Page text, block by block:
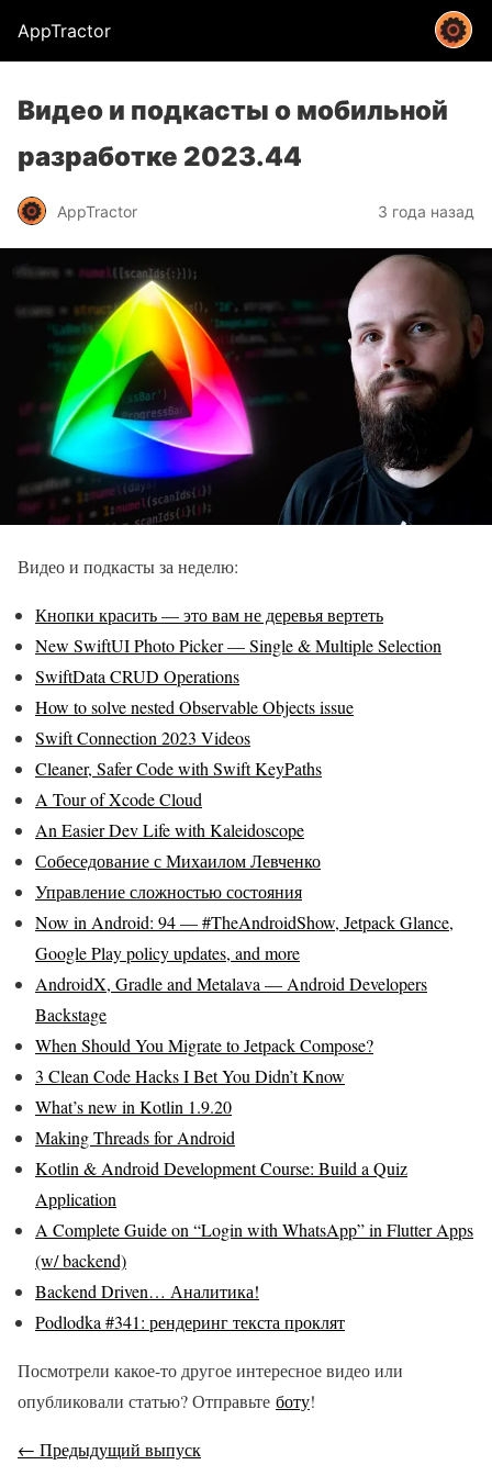
AppTractor
Видео и подкасты о мобильной
разработке 2023.44
AppTractor 3 года назад
Видео и подкасты за неделю:
Кнопки красить — это вам не деревья вертеть
New SwiftUI Photo Picker — Single & Multiple Selection
SwiftData CRUD Operations
How to solve nested Observable Objects issue
Swift Connection 2023 Videos
Cleaner, Safer Code with Swift KeyPaths
A Tour of Xcode Cloud
An Easier Dev Life with Kaleidoscope
Собеседование с Михаилом Левченко
Управление сложностью состояния
Now in Android: 94 — #TheAndroidShow, Jetpack Glance,
Google Play policy updates, and more
AndroidX, Gradle and Metalava — Android Developers
Backstage
When Should You Migrate to Jetpack Compose?
3 Clean Code Hacks I Bet You Didn’t Know
What’s new in Kotlin 1.9.20
Making Threads for Android
Kotlin & Android Development Course: Build a Quiz
Application
A Complete Guide on “Login with WhatsApp” in Flutter Apps
(w/ backend)
Backend Driven… Аналитика!
Podlodka #341: рендеринг текста проклят
Посмотрели какое-то другое интересное видео или
опубликовали статью? Отправьте боту!
← Предыдущий выпуск